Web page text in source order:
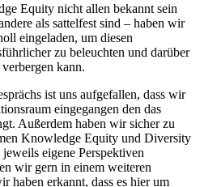
Equity nicht allen bekannt sein
als sattelfest sind – haben wir
eingeladen, um diesen
zu beleuchten und darüber
kann.
ist uns aufgefallen, dass wir
eingegangen den das
Außerdem haben wir sicher zu
Knowledge Equity und Diversity
eigene Perspektiven
wir gern in einem weiteren
haben erkannt, dass es hier um